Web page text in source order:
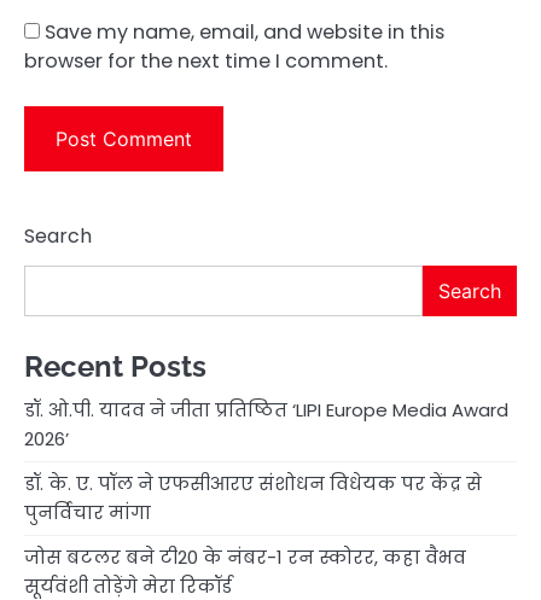
Save my name, email, and website in this
browser for the next time I comment.
Search
Search
Recent Posts
डॉ. ओ.पी. यादव ने जीता प्रतिष्ठित ‘LIPI Europe Media Award
2026’
डॉ. के. ए. पॉल ने एफसीआरए संशोधन विधेयक पर केंद्र से
पुनर्विचार मांगा
जोस बटलर बने टी20 के नंबर-1 रन स्कोरर, कहा वैभव
सूर्यवंशी तोड़ेंगे मेरा रिकॉर्ड